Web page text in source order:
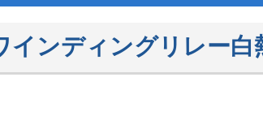
インディングリレー白